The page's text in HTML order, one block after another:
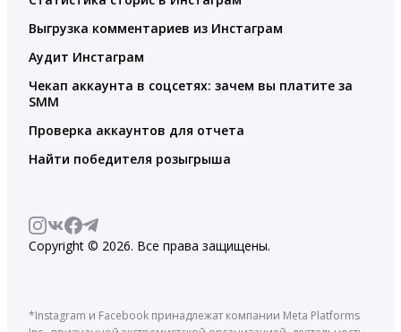
Выгрузка комментариев из Инстаграм
Аудит Инстаграм
Чекап аккаунта в соцсетях: зачем вы платите за
SMM
Проверка аккаунтов для отчета
Найти победителя розыгрыша
Copyright © 2026. Все права защищены.
*Instagram и Facebook принадлежат компании Meta Platforms